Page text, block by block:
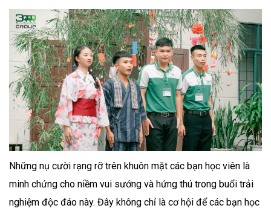
Những nụ cười rạng rỡ trên khuôn mặt các bạn học viên là
minh chứng cho niềm vui sướng và hứng thú trong buổi trải
nghiệm độc đáo này. Đây không chỉ là cơ hội để các bạn học